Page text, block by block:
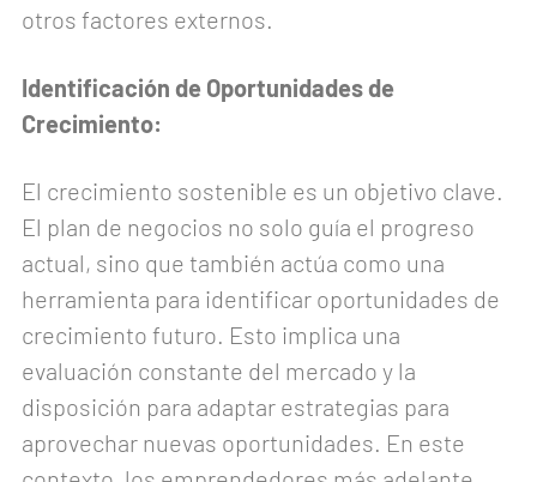
otros factores externos.
Identificación de Oportunidades de
Crecimiento:
El crecimiento sostenible es un objetivo clave.
El plan de negocios no solo guía el progreso
actual, sino que también actúa como una
herramienta para identificar oportunidades de
crecimiento futuro. Esto implica una
evaluación constante del mercado y la
disposición para adaptar estrategias para
aprovechar nuevas oportunidades. En este